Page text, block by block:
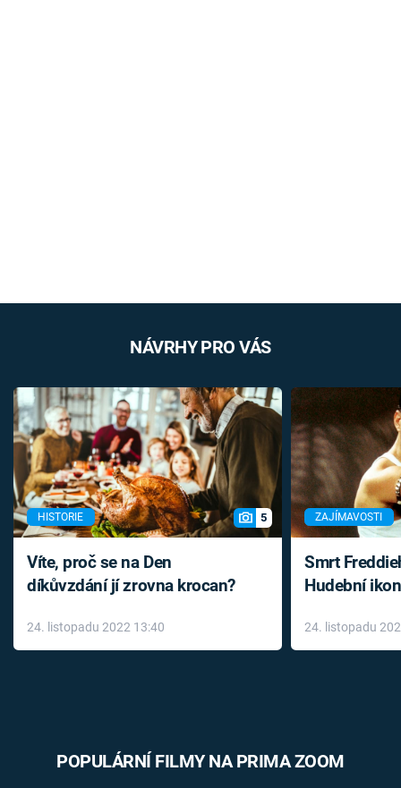
NÁVRHY PRO VÁS
HISTORIE 5
Víte, proč se na Den
díkůvzdání jí zrovna krocan?
24. listopadu 2022 13:40
ZAJÍMAVOSTI
Smrt
Hudební
léky
24. listopadu
POPULÁRNÍ FILMY NA PRIMA ZOOM